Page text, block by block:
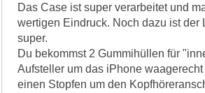
Das Case ist super verarbeitet und
wertigen Eindruck. Noch dazu ist der
super.
Du bekommst 2 Gummihüllen für
Aufsteller um das iPhone
einen Stopfen um den